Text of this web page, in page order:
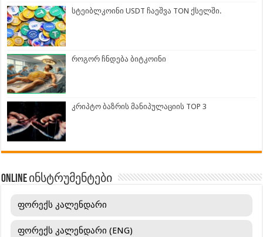
სტეიბლკოინი USDT ჩაეშვა TON ქსელში.
როგორ ჩნდება ბიტკოინი
კრიპტო ბაზრის მანიპულაციის TOP 3
ONLINE ინსტრუმენტები
ფორექს კალენდარი
ფორექს კალენდარი (ENG)